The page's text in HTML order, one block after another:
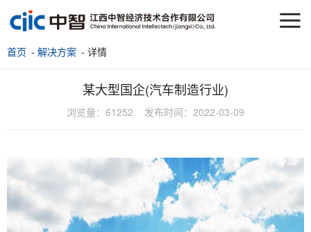
首页 - 解决方案 - 详情
某大型国企(汽车制造行业)
浏览量： 61252 发布时间： 2022-03-09